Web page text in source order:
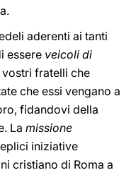
aderenti ai tanti
essere veicoli di
vostri fratelli che
che essi vengano a
fidandovi della
La missione
iniziative
cristiano di Roma a